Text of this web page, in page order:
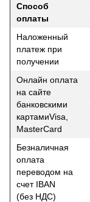
Способ
оплаты
Наложенный
платеж при
получении
Онлайн оплата
на сайте
банковскими
картамиVisa,
MasterCard
Безналичная
оплата
переводом на
счет IBAN
(без НДС)